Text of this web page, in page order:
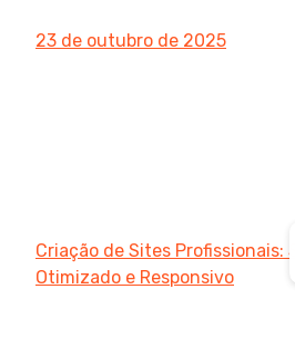
23 de outubro de 2025
Criação de Sites Profissionais:
Otimizado e Responsivo